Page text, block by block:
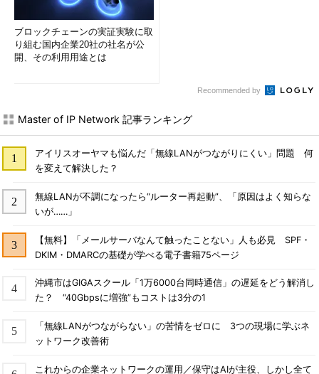
ブロックチェーンの実証実験に取
り組む国内企業20社の社名が公
開、その利用用途とは
Recommended by
Master of IP Network 記事ランキング
アイリスオーヤマも悩んだ「無線LANがつながりにくい」問題 何
を変えて解決した？
無線LANが不調になったら“ルーター再起動”、「原因はよく知らな
いが……」
【無料】「メールサーバなんて触ったことない」人も必見 SPF・
DKIM・DMARCの基礎が学べる電子書籍75ページ
沖縄市はGIGAスクール「1万6000台同時通信」の遅延をどう解消し
た？ “40Gbpsに増強”もコストは3分の1
「無線LANがつながらない」の苦情をゼロに 3つの現場に学ぶネ
ットワーク改善術
これからの企業ネットワークの運用／保守はAIが主役、しかし全て